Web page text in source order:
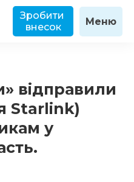
Зробити
внесок
Меню
відправили
Starlink)
у